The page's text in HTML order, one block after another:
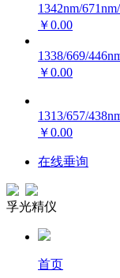
1342nm/
￥0.00
1338/669/
￥0.00
1313/657/
￥0.00
在线垂询
孚光精仪
首页